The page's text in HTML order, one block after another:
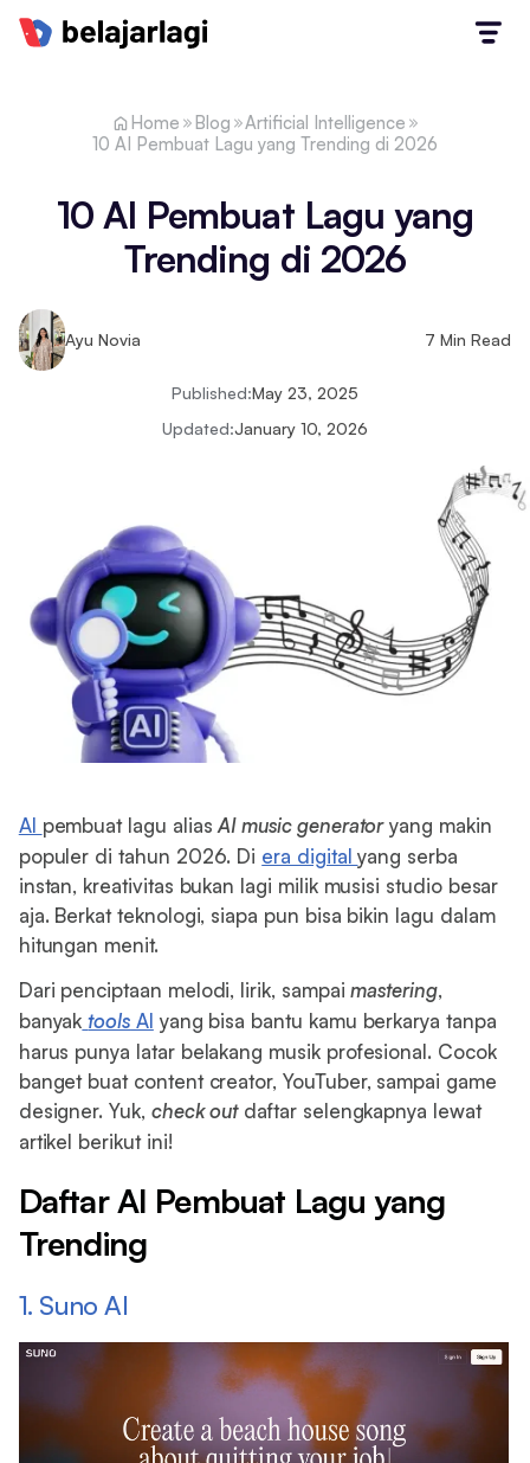
Home Blog
Artificial Intelligence
10 AI Pembuat Lagu yang Trending di 2026
10 AI Pembuat Lagu yang
Trending di 2026
Ayu Novia 7 Min Read
Published:May 23, 2025
Updated:January 10, 2026
AI pembuat lagu aliasAI music generatoryang makin
populer di tahun 2026. Di era digitalyang serba
instan, kreativitas bukan lagi milik musisi studio besar
aja. Berkat teknologi, siapa pun bisa bikin lagu dalam
hitungan menit.
Dari penciptaan melodi, lirik, sampaimastering,
banyak tools AI yang bisa bantu kamu berkarya tanpa
harus punya latar belakang musik profesional. Cocok
banget buat content creator, YouTuber, sampai game
designer. Yuk, check outdaftar selengkapnya lewat
artikel berikut ini!
Daftar AI Pembuat Lagu yang
Trending
1. Suno AI